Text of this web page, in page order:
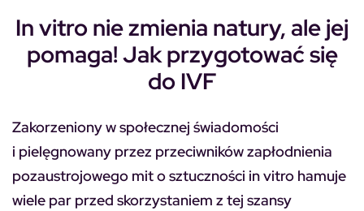
In vitro nie zmienia natury, ale jej
pomaga! Jak przygotować się
do IVF
Zakorzeniony w społecznej świadomości
i pielęgnowany przez przeciwników zapłodnienia
pozaustrojowego mit o sztuczności in vitro hamuje
wiele par przed skorzystaniem z tej szansy